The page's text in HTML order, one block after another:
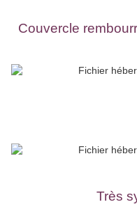
Couvercle
Très